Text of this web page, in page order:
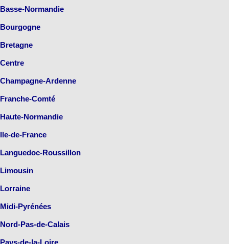
Basse-Normandie
Bourgogne
Bretagne
Centre
Champagne-Ardenne
Franche-Comté
Haute-Normandie
Ile-de-France
Languedoc-Roussillon
Limousin
Lorraine
Midi-Pyrénées
Nord-Pas-de-Calais